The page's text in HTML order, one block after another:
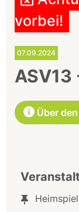
vorbei!
07.09.2024
Über
Heimspiel